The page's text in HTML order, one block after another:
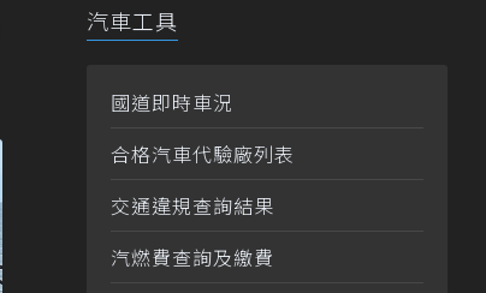
汽車工具
國道即時車況
合格汽車代驗廠列表
交通違規查詢結果
汽燃費查詢及繳費